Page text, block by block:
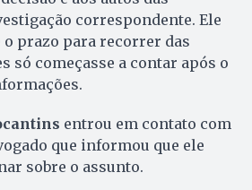
correspondente. Ele
o prazo para recorrer das
só começasse a contar após o
entrou em contato com
que informou que ele
sobre o assunto.